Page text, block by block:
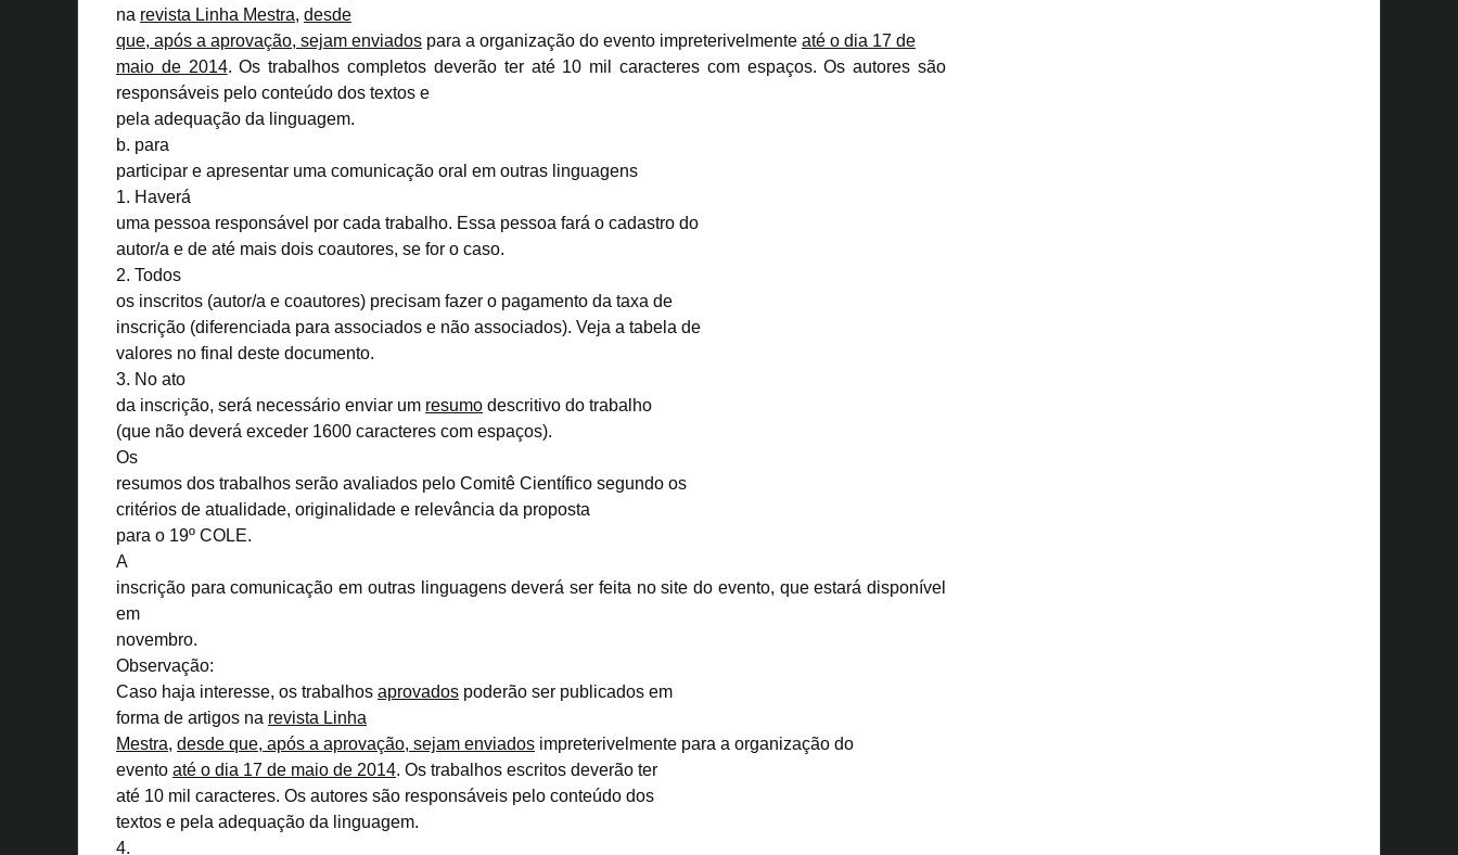
na revista Linha Mestra, desde
que, após a aprovação, sejam enviados para a organização do evento impreterivelmente até o dia 17 de
maio de 2014. Os trabalhos completos deverão ter até 10 mil caracteres com espaços. Os autores são
responsáveis pelo conteúdo dos textos e
pela adequação da linguagem.
b. para
participar e apresentar uma comunicação oral em outras linguagens
1. Haverá
uma pessoa responsável por cada trabalho. Essa pessoa fará o cadastro do
autor/a e de até mais dois coautores, se for o caso.
2. Todos
os inscritos (autor/a e coautores) precisam fazer o pagamento da taxa de
inscrição (diferenciada para associados e não associados). Veja a tabela de
valores no final deste documento.
3. No ato
da inscrição, será necessário enviar um resumo descritivo do trabalho
(que não deverá exceder 1600 caracteres com espaços).
Os
resumos dos trabalhos serão avaliados pelo Comitê Científico segundo os
critérios de atualidade, originalidade e relevância da proposta
para o 19º COLE.
A
inscrição para comunicação em outras linguagens deverá ser feita nosite do evento, que estará disponível
em
novembro.
Observação:
Caso haja interesse, os trabalhos aprovados poderão ser publicados em
forma de artigos na revista Linha
Mestra, desde que, após a aprovação, sejam enviados impreterivelmente para a organização do
evento até o dia 17 de maio de 2014. Os trabalhos escritos deverão ter
até 10 mil caracteres. Os autores são responsáveis pelo conteúdo dos
textos e pela adequação da linguagem.
4.